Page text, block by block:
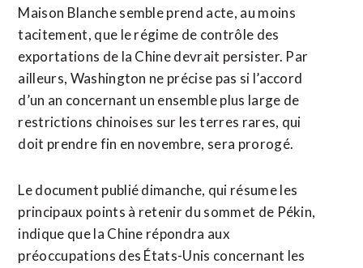
Maison Blanche semble prend acte, au moins
tacitement, ​que le régime de contrôle des
exportations de la Chine devrait persister. Par
ailleurs, Washington ne précise pas si l’accord
d’un an concernant un ensemble plus large de
restrictions chinoises sur les terres rares, qui
doit prendre fin en novembre, sera prorogé.
Le document publié dimanche, qui résume les
principaux points à retenir du sommet de Pékin,
indique que la Chine répondra aux
préoccupations des États-Unis concernant les